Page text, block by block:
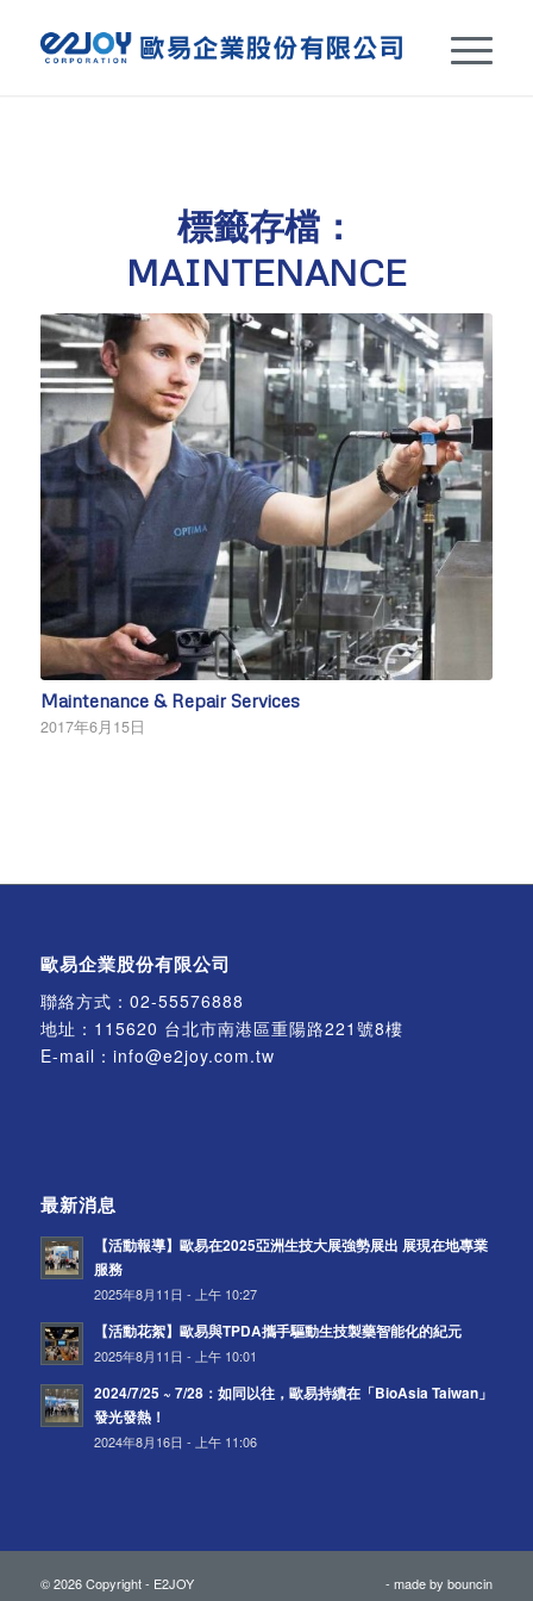
標籤存檔：
MAINTENANCE
Maintenance & Repair Services
2017年6月15日
歐易企業股份有限公司
聯絡方式： 02-55576888
地址：115620 台北市南港區重陽路221號8樓
E-mail： info@e2joy.com.tw
最新消息
【活動報導】歐易在2025亞洲生技大展強勢展出 展現在地專業
服務
2025年8月11日 - 上午 10:27
【活動花絮】歐易與TPDA攜手驅動生技製藥智能化的紀元
2025年8月11日 - 上午 10:01
2024/7/25 ~ 7/28：如同以往，歐易持續在「BioAsia Taiwan」
發光發熱！
2024年8月16日 - 上午 11:06
© 2026 Copyright - E2JOY - made bybouncin